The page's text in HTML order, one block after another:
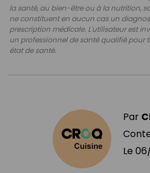
la santé, au bien-être ou à la nutrition,
ne constituent en aucun cas un
prescription médicale. L'utilisateur est
un professionnel de santé qualifié pour
état de santé.
Par
Le